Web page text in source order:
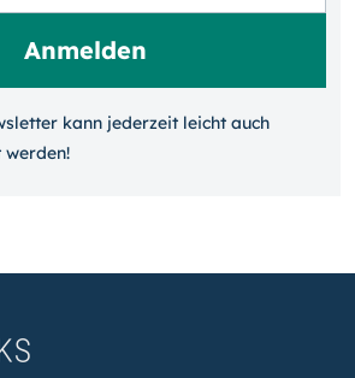
kann jeder­zeit leicht auch